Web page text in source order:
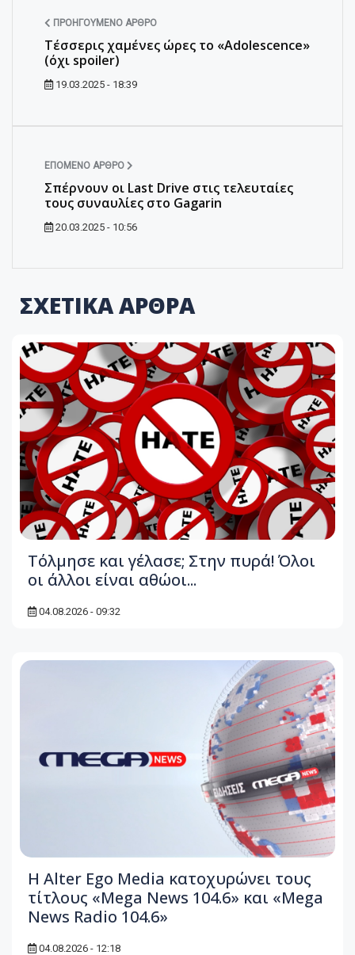
ΠΡΟΗΓΟΎΜΕΝΟ ΆΡΘΡΟ
Τέσσερις χαμένες ώρες το «Adolescence»
(όχι spoiler)
19.03.2025 - 18:39
ΕΠΌΜΕΝΟ ΆΡΘΡΟ
Σπέρνουν οι Last Drive στις τελευταίες
τους συναυλίες στο Gagarin
20.03.2025 - 10:56
ΣΧΕΤΙΚΑ ΑΡΘΡΑ
Τόλμησε και γέλασε; Στην πυρά! Όλοι
οι άλλοι είναι αθώοι...
04.08.2026 - 09:32
Η Alter Ego Media κατοχυρώνει τους
τίτλους «Mega News 104.6» και «Mega
News Radio 104.6»
04.08.2026 - 12:18